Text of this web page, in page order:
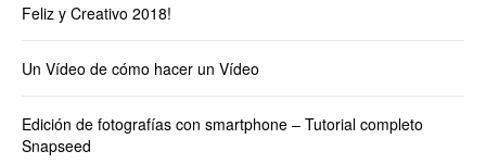
Feliz y Creativo 2018!
Un Vídeo de cómo hacer un Vídeo
Edición de fotografías con smartphone – Tutorial completo
Snapseed